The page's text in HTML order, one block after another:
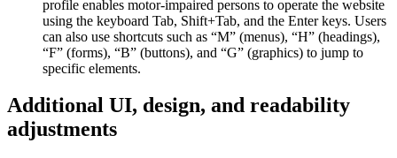
profile enables motor-impaired persons to operate the website
using the keyboard Tab, Shift+Tab, and the Enter keys. Users
can also use shortcuts such as “M” (menus), “H” (headings),
“F” (forms), “B” (buttons), and “G” (graphics) to jump to
specific elements.
Additional UI, design, and readability
adjustments